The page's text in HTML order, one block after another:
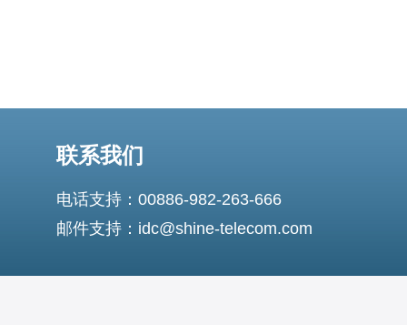
联系我们
电话支持：00886-982-263-666
邮件支持：idc@shine-telecom.com